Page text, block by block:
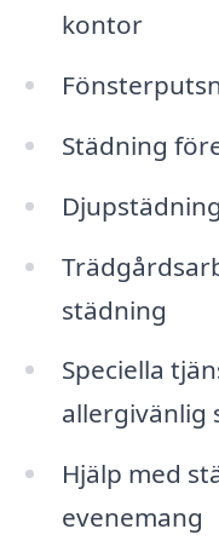
kontor
Städning
städning
Speciella
allergivänlig
Hjälp med
evenemang